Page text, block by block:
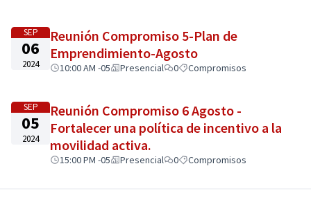
SEP
06
2024
Reunión Compromiso 5-Plan de
Emprendimiento-Agosto
10:00 AM -05 Presencial 0 Compromisos
SEP
05
2024
Reunión Compromiso 6 Agosto -
Fortalecer una política de incentivo a la
movilidad activa.
15:00 PM -05 Presencial 0 Compromisos